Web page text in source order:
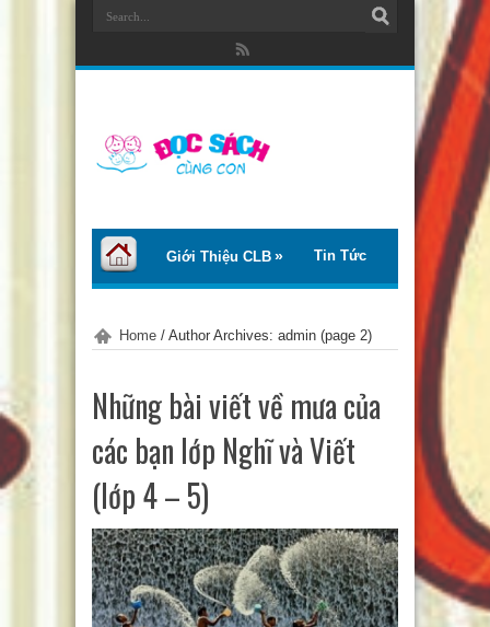
Giới Thiệu CLB Tin Tức
Chào Tiếng Việt
Trại Hè Thanh Thiếu Nhi EcoCamp
Home / Author Archives: admin (page 2)
Những bài viết về mưa của
các bạn lớp Nghĩ và Viết
(lớp 4 – 5)